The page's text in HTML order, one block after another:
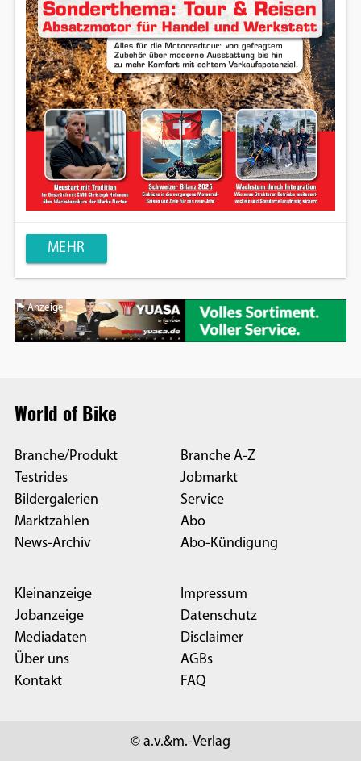
MEHR
Anzeige
World of Bike
Branche/Produkt
Testrides
Bildergalerien
Marktzahlen
News-Archiv
Branche A-Z
Jobmarkt
Service
Abo
Abo-Kündigung
Kleinanzeige
Jobanzeige
Mediadaten
Über uns
Kontakt
Impressum
Datenschutz
Disclaimer
AGBs
FAQ
© a.v.&m.-Verlag